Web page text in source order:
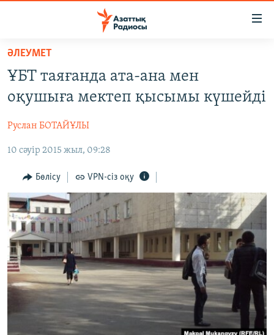
Skip
main
content
to
Navigation
Search
AZATTYQTV
ҚАҢТАР ОҚИҒАСЫ
АДАМ ҚҰҚЫҚТАРЫ
ӘЛЕУМЕТ
ӘЛЕМ
АРНАЙЫ ЖОБАЛАР
Русский
ЖАЗЫЛЫҢЫЗ
ӘЛЕУМЕТ
ҰБТ таяғанда ата-ана мен
оқушыға мектеп қысымы күшейді
Руслан БОТАЙҰЛЫ
10 сәуір 2015 жыл, 09:28
Бөлісу VPN-сіз оқу